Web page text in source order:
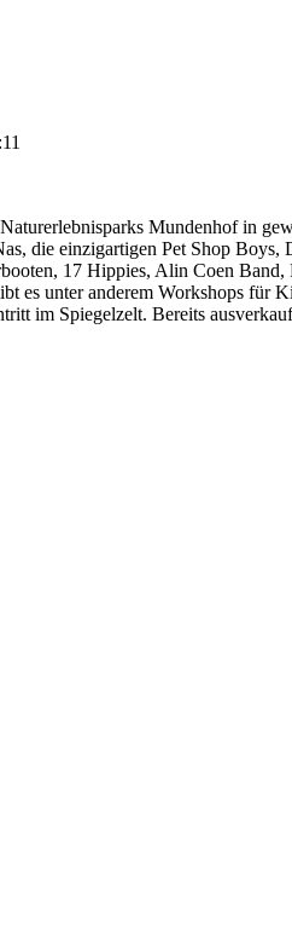
Mundenhof in
die einzigartigen Pet Shop
17 Hippies, Alin Coen Band,
es unter anderem Workshops
im Spiegelzelt. Bereits